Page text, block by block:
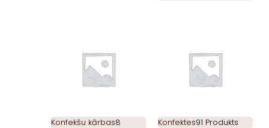
Konfekšu kārbas8
Konfektes91 Produkts